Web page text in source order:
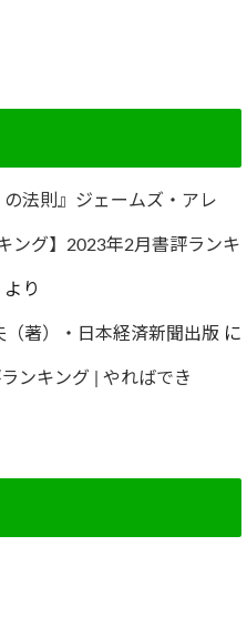
の法則』ジェームズ・アレ
ング】2023年2月書評ランキ
より
著）・日本経済新聞出版 に
ンキング | やればでき